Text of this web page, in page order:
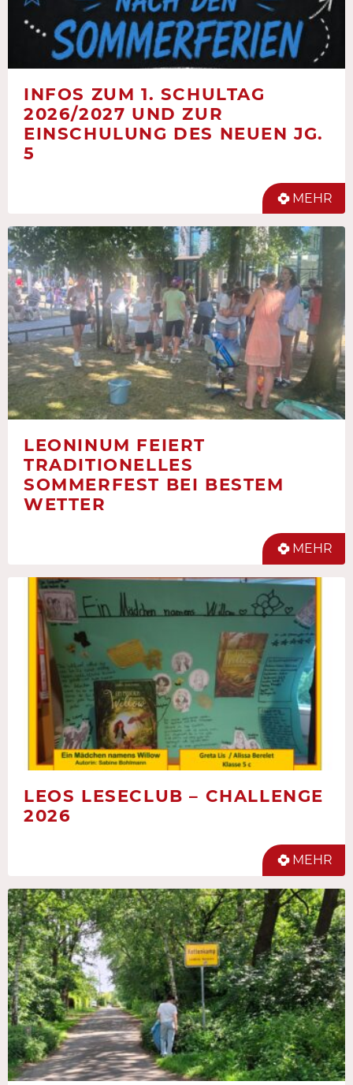
INFOS ZUM 1. SCHULTAG
2026/2027 UND ZUR
EINSCHULUNG DES NEUEN JG.
5
MEHR
LEONINUM FEIERT
TRADITIONELLES
SOMMERFEST BEI BESTEM
WETTER
MEHR
LEOS LESECLUB – CHALLENGE
2026
MEHR